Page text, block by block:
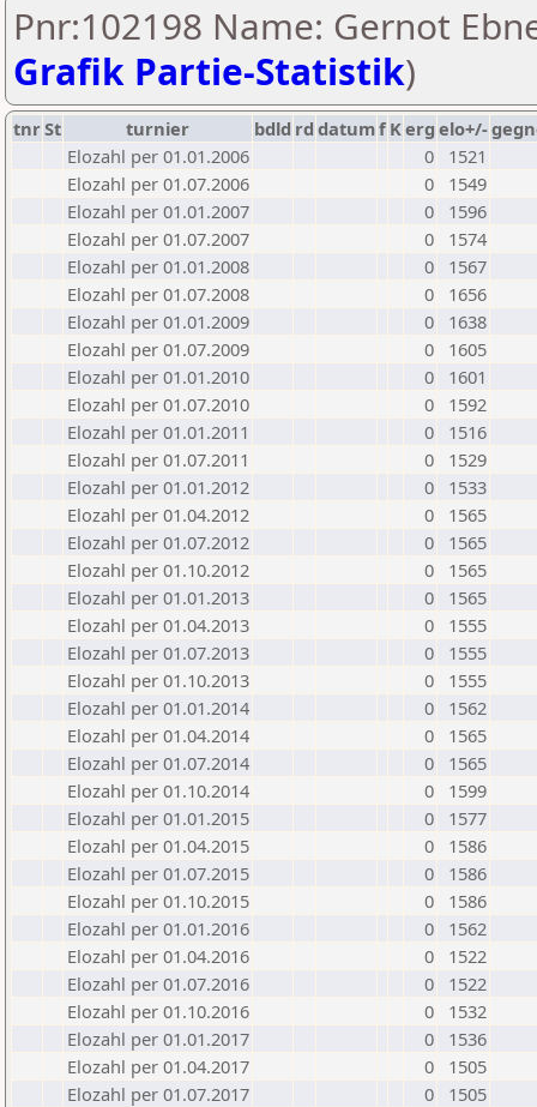
Pnr:102198 Name: Gernot
Grafik Partie-Statistik)
tnrSt turnier bdld rd datumf Kerg elo+/-
Elozahl per 01.01.2006
0
1521
Elozahl per 01.07.2006
0
1549
Elozahl per 01.01.2007
0
1596
Elozahl per 01.07.2007
0
1574
Elozahl per 01.01.2008
0
1567
Elozahl per 01.07.2008
0
1656
Elozahl per 01.01.2009
0
1638
Elozahl per 01.07.2009
0
1605
Elozahl per 01.01.2010
0
1601
Elozahl per 01.07.2010
0
1592
Elozahl per 01.01.2011
0
1516
Elozahl per 01.07.2011
0
1529
Elozahl per 01.01.2012
0
1533
Elozahl per 01.04.2012
0
1565
Elozahl per 01.07.2012
0
1565
Elozahl per 01.10.2012
0
1565
Elozahl per 01.01.2013
0
1565
Elozahl per 01.04.2013
0
1555
Elozahl per 01.07.2013
0
1555
Elozahl per 01.10.2013
0
1555
Elozahl per 01.01.2014
0
1562
Elozahl per 01.04.2014
0
1565
Elozahl per 01.07.2014
0
1565
Elozahl per 01.10.2014
0
1599
Elozahl per 01.01.2015
0
1577
Elozahl per 01.04.2015
0
1586
Elozahl per 01.07.2015
0
1586
Elozahl per 01.10.2015
0
1586
Elozahl per 01.01.2016
0
1562
Elozahl per 01.04.2016
0
1522
Elozahl per 01.07.2016
0
1522
Elozahl per 01.10.2016
0
1532
Elozahl per 01.01.2017
0
1536
Elozahl per 01.04.2017
0
1505
Elozahl per 01.07.2017
0
1505